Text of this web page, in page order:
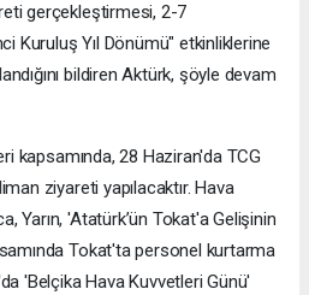
gerçekleştirmesi, 2-7
Kuruluş Yıl Dönümü" etkinliklerine
bildiren Aktürk, şöyle devam
kapsamında, 28 Haziran'da TCG
ziyareti yapılacaktır. Hava
Yarın, 'Atatürk’ün Tokat'a Gelişinin
Tokat'ta personel kurtarma
'Belçika Hava Kuvvetleri Günü'